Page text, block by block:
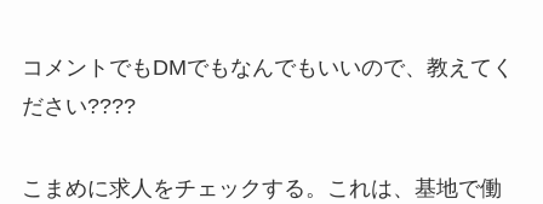
コメントでもDMでもなんでもいいので、教えてく
ださい????
こまめに求人をチェックする。これは、基地で働